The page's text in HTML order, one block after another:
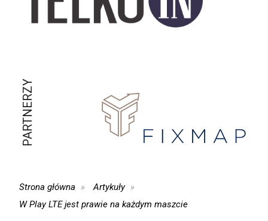
PARTNERZY
Strona główna
Artykuły
W Play LTE jest prawie na każdym maszcie